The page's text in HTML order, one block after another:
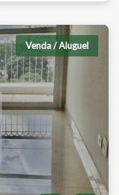
Venda / Aluguel